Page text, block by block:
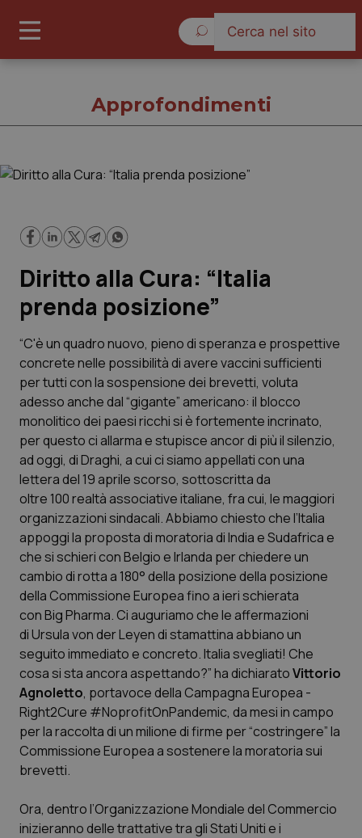
Cronache
Governo e Parlamento
Regioni e Asl
Lavoro e Professioni
Scienza e Farmaci
Studi e Analisi
Lettere al direttore
Edizioni Regionali
QS Pro
Professionisti Sanitari.AI
Abruzzo
Basilicata
Calabria
Campania
Emilia-Romagna
QS Pro Gold
Artrite & artrosi
Asma & BPCO
Car-T
Colesterolo & coronaropatie
QS Club Newsletter
Approfondimenti
Diritto alla Cura: “Italia
prenda posizione”
“C'è un quadro nuovo, pieno di speranza e prospettive
concrete nelle possibilità di avere vaccini sufficienti
per tutti con la sospensione dei brevetti, voluta
adesso anche dal “gigante” americano: il blocco
monolitico dei paesi ricchi si è fortemente incrinato,
per questo ci allarma e stupisce ancor di più il silenzio,
ad oggi, di Draghi, a cui ci siamo appellati con una
lettera del 19 aprile scorso, sottoscritta da
oltre 100 realtà associative italiane, fra cui, le maggiori
organizzazioni sindacali. Abbiamo chiesto che l’Italia
appoggi la proposta di moratoria di India e Sudafrica e
che si schieri con Belgio e Irlanda per chiedere un
cambio di rotta a 180° della posizione della posizione
della Commissione Europea fino a ieri schierata
con Big Pharma. Ci auguriamo che le affermazioni
di Ursula von der Leyen di stamattina abbiano un
seguito immediato e concreto. Italia svegliati! Che
cosa si sta ancora aspettando?” ha dichiaratoVittorio
Agnoletto, portavoce della Campagna Europea -
Right2Cure #NoprofitOnPandemic, da mesi in campo
per la raccolta di un milione di firme per “costringere” la
Commissione Europea a sostenere la moratoria sui
brevetti.
Ora, dentro l’Organizzazione Mondiale del Commercio
inizieranno delle trattative tra gli Stati Uniti e i